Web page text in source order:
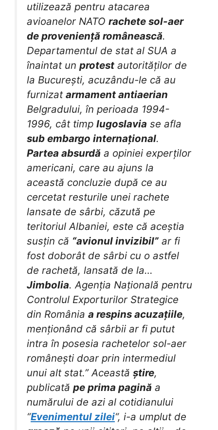
utilizează pentru atacarea
avioanelor NATO rachete sol-aer
de proveniență românească.
Departamentul de stat al SUA a
înaintat un protest autorităților de
la București, acuzându-le că au
furnizat armament antiaerian
Belgradului, în perioada 1994-
1996, cât timp Iugoslavia se afla
sub embargo internațional.
Partea absurdă a opiniei experților
americani, care au ajuns la
această concluzie după ce au
cercetat resturile unei rachete
lansate de sârbi, căzută pe
teritoriul Albaniei, este că aceștia
susțin că “avionul invizibil” ar fi
fost doborât de sârbi cu o astfel
de rachetă, lansată de la…
Jimbolia. Agenția Națională pentru
Controlul Exporturilor Strategice
din România a respins acuzațiile,
menționând că sârbii ar fi putut
intra în posesia rachetelor sol-aer
românești doar prin intermediul
unui alt stat.” Această știre,
publicată pe prima pagină a
numărului de azi al cotidianului
“Evenimentul zilei“, i-a umplut de